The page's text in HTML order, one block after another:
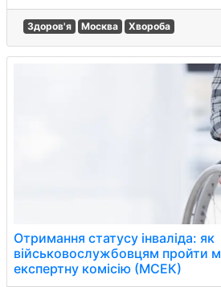
Здоров'я Москва Хвороба
Отримання статусу інваліда: як
військовослужбовцям пройти
експертну комісію (МСЕК)